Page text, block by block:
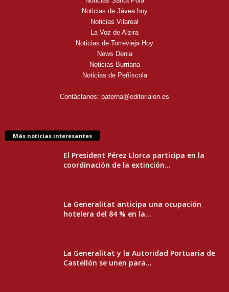
Noticias de Jávea hoy
Noticias Vilareal
La Voz de Alzira
Noticias de Torrevieja Hoy
News Denia
Noticias Burriana
Noticias de Peñíscola
Contáctanos: paterna@editorialon.es
Más noticias interesantes
El President Pérez Llorca participa en la
coordinación de la extinción...
La Generalitat anticipa una ocupación
hotelera del 84 % en la...
La Generalitat y la Autoridad Portuaria de
Castellón se unen para...